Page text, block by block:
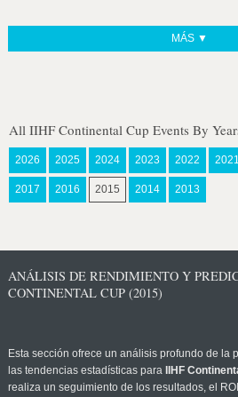
MÁS ▼
All IIHF Continental Cup Events By
2026 2025 2024 2023 2022 2021
2017 2016 2015 2014 2013
ANÁLISIS DE RENDIMIENTO Y
CONTINENTAL CUP (2015)
Esta sección ofrece un análisis profundo de la
las tendencias estadísticas para
IIHF
realiza un seguimiento de los resultados, el